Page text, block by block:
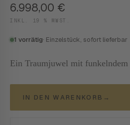
6.998,00 €
INKL. 19 % MWST.
1 vorrätig· Einzelstück, sofort lieferbar
Ein Traumjuwel mit funkelndem
IN DEN WARENKORB →